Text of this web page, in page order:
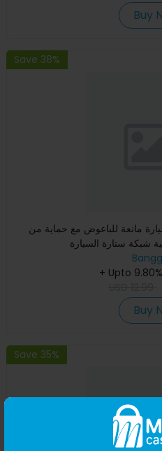
Buy
Save 38%
مانعة للباعوض مع حماية من
شبكة ستارة السيارة
+ Upto
Buy
Save 35%